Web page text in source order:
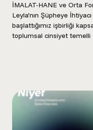
İMALAT-HANE ve Orta
Leyla'nın Şüpheye
başlattığımız işbirliği
toplumsal cinsiyet temelli